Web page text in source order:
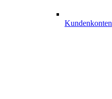
Kundenkonten